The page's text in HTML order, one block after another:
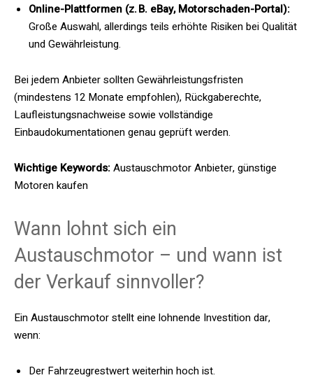
Online-Plattformen (z. B. eBay, Motorschaden-Portal):
Große Auswahl, allerdings teils erhöhte Risiken bei Qualität
und Gewährleistung.
Bei jedem Anbieter sollten Gewährleistungsfristen
(mindestens 12 Monate empfohlen), Rückgaberechte,
Laufleistungsnachweise sowie vollständige
Einbaudokumentationen genau geprüft werden.
Wichtige Keywords:Austauschmotor Anbieter, günstige
Motoren kaufen
Wann lohnt sich ein
Austauschmotor – und wann ist
der Verkauf sinnvoller?
Ein Austauschmotor stellt eine lohnende Investition dar,
wenn:
Der Fahrzeugrestwert weiterhin hoch ist.